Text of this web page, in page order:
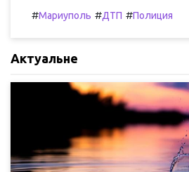
#Мариуполь #ДТП #Полиция
Актуальне